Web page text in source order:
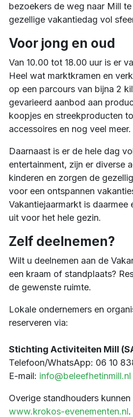
bezoekers de weg naar Mill
gezellige vakantiedag vol
Voor jong en oud
Van 10.00 tot 18.00 uur is er
Heel wat marktkramen en
op een parcours van bijna 2
gevarieerd aanbod aan
koopjes en streekproducten
accessoires en nog veel meer.
Daarnaast is er de hele dag
entertainment, zijn er diverse
kinderen en zorgen de
voor een ontspannen
Vakantiejaarmarkt is daarmee
uit voor het hele gezin.
Zelf deelnemen?
Wilt u deelnemen aan de
een kraam of standplaats?
de gewenste ruimte.
Lokale ondernemers en
reserveren via:
Stichting Activiteiten Mill
Telefoon/WhatsApp: 06 10
E-mail: info@beleefhetinmill.nl
Overige standhouders kunnen
www.krokos-evenementen.nl.